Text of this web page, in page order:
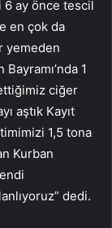
6 ay önce tescil
en çok da
yemeden
1
ciğer
aştık Kayıt
1,5 tona
Kurban
dedi.